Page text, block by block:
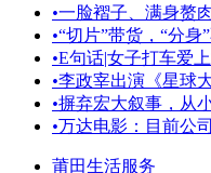
•一脸褶子、满身赘
•“切片”带货，“分身
•E句话|女子打车爱
•李政宰出演《星球
•摒弃宏大叙事，从
•万达电影：目前公
莆田生活服务